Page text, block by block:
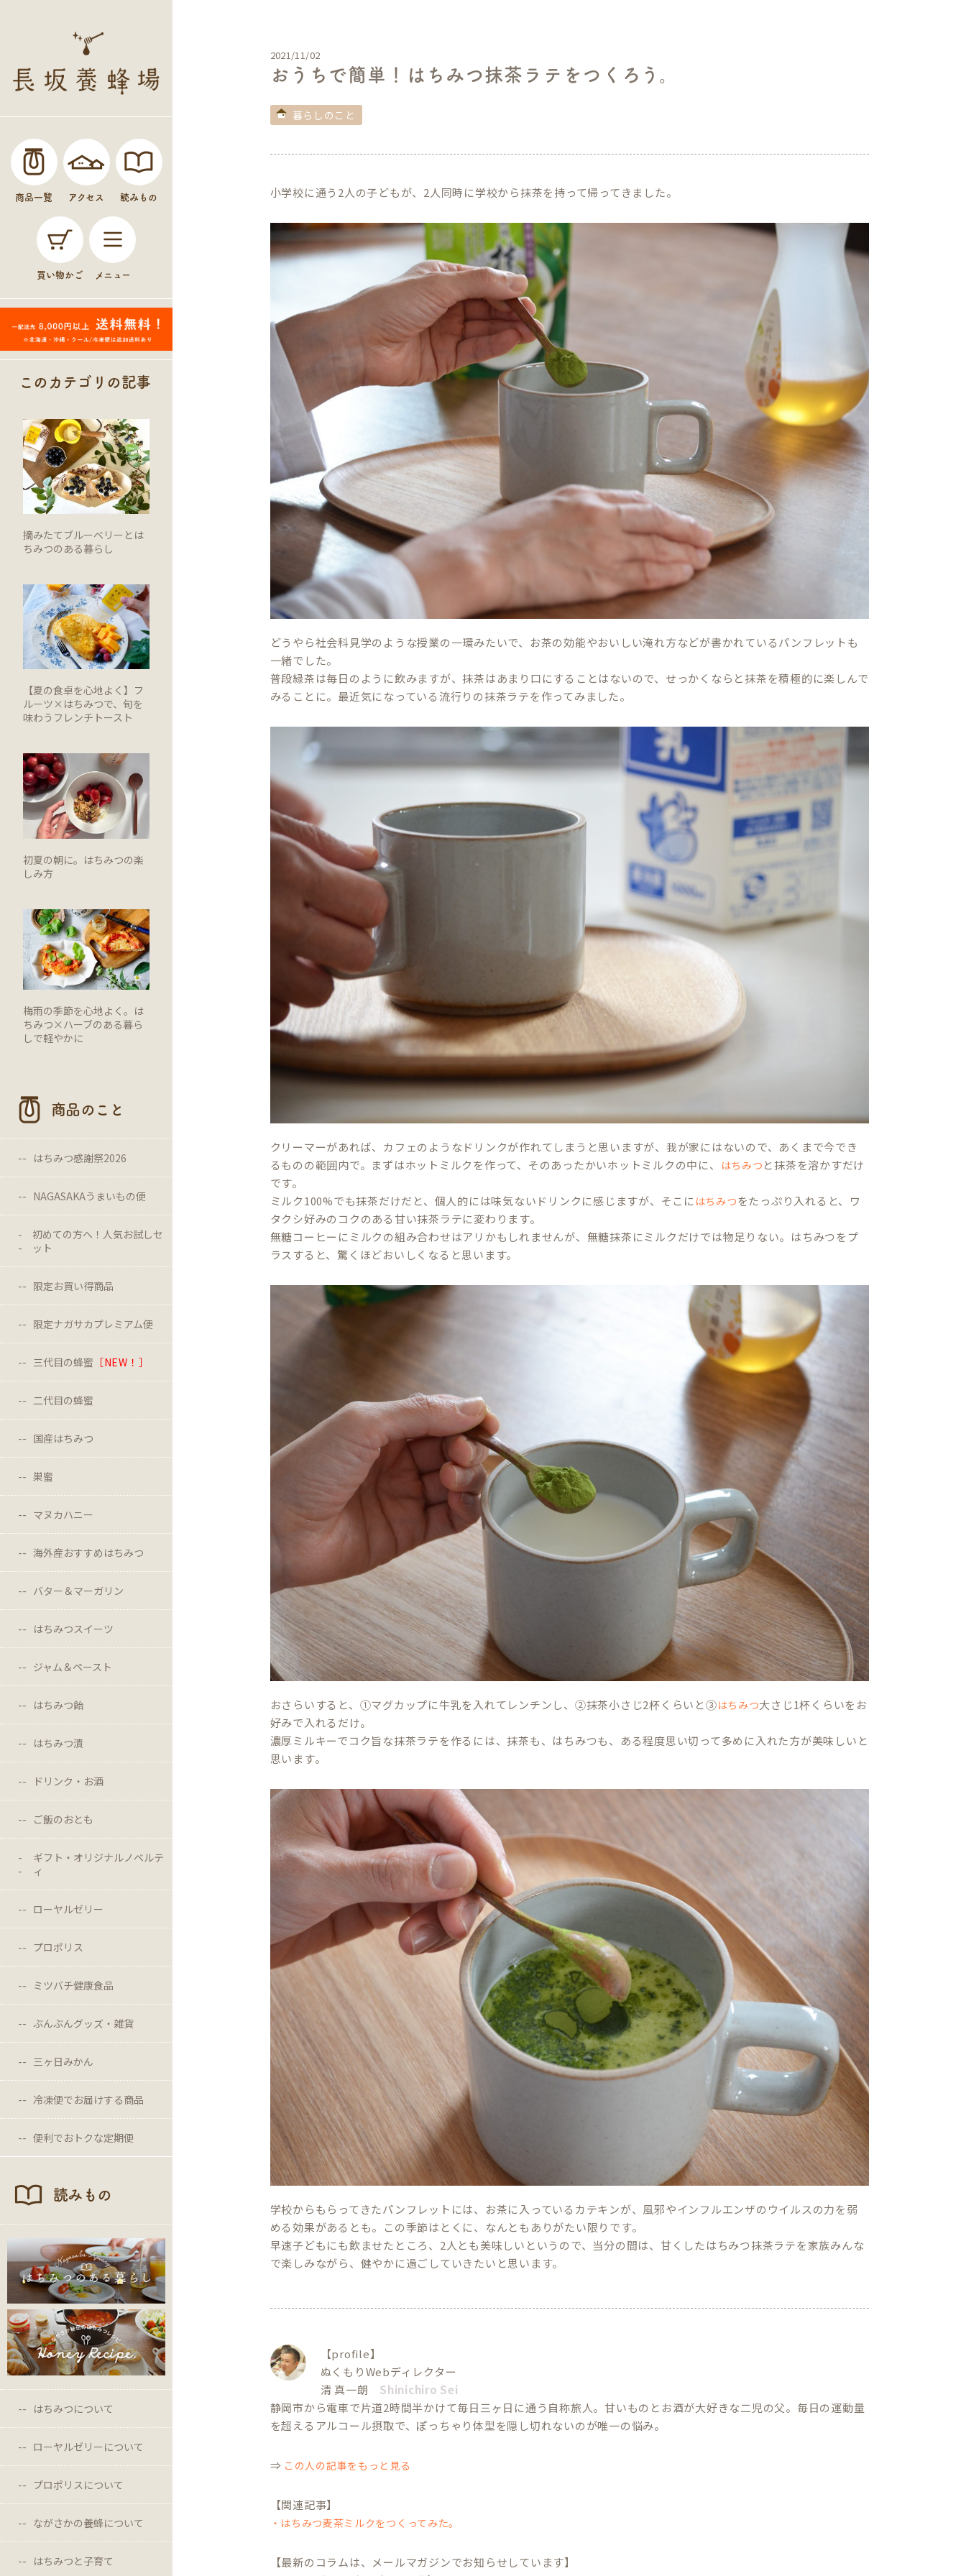
商品一覧 アクセス 読みもの
買い物かご メニュー
このカテゴリの記事
摘みたてブルーベリーとは
ちみつのある暮らし
【夏の食卓を心地よく】フ
ルーツ×はちみつで、旬を
味わうフレンチトースト
初夏の朝に。はちみつの楽
しみ方
梅雨の季節を心地よく。は
ちみつ×ハーブのある暮ら
しで軽やかに
商品のこと
はちみつ感謝祭2026
NAGASAKAうまいもの便
初めての方へ！人気お試しセ
ット
限定お買い得商品
限定ナガサカプレミアム便
三代目の蜂蜜 ［NEW！］
二代目の蜂蜜
国産はちみつ
巣蜜
マヌカハニー
海外産おすすめはちみつ
バター＆マーガリン
はちみつスイーツ
ジャム＆ペースト
はちみつ飴
はちみつ漬
ドリンク・お酒
ご飯のおとも
ギフト・オリジナルノベルテ
ィ
ローヤルゼリー
プロポリス
ミツバチ健康食品
ぶんぶんグッズ・雑貨
三ヶ日みかん
冷凍便でお届けする商品
便利でおトクな定期便
読みもの
はちみつについて
ローヤルゼリーについて
プロポリスについて
ながさかの養蜂について
はちみつと子育て
2021/11/02
おうちで簡単！はちみつ抹茶ラテをつくろう。
暮らしのこと
小学校に通う2人の子どもが、2人同時に学校から抹茶を持って帰ってきました。
どうやら社会科見学のような授業の一環みたいで、お茶の効能やおいしい淹れ方などが書かれているパンフレットも
一緒でした。
普段緑茶は毎日のように飲みますが、抹茶はあまり口にすることはないので、せっかくならと抹茶を積極的に楽しんで
みることに。最近気になっている流行りの抹茶ラテを作ってみました。
クリーマーがあれば、カフェのようなドリンクが作れてしまうと思いますが、我が家にはないので、あくまで今でき
るものの範囲内で。まずはホットミルクを作って、そのあったかいホットミルクの中に、
はちみつ と抹茶を溶かすだけ
です。
ミルク100%でも抹茶だけだと、個人的には味気ないドリンクに感じますが、そこに はちみつをたっぷり入れると、ワ
タクシ好みのコクのある甘い抹茶ラテに変わります。
無糖コーヒーにミルクの組み合わせはアリかもしれませんが、無糖抹茶にミルクだけでは物足りない。はちみつをプ
ラスすると、驚くほどおいしくなると思います。
おさらいすると、①マグカップに牛乳を入れてレンチンし、②抹茶小さじ2杯くらいと③はちみつ大さじ1杯くらいをお
好みで入れるだけ。
濃厚ミルキーでコク旨な抹茶ラテを作るには、抹茶も、はちみつも、ある程度思い切って多めに入れた方が美味しいと
思います。
学校からもらってきたパンフレットには、お茶に入っているカテキンが、風邪やインフルエンザのウイルスの力を弱
める効果があるとも。この季節はとくに、なんともありがたい限りです。
早速子どもにも飲ませたところ、2人とも美味しいというので、当分の間は、甘くしたはちみつ抹茶ラテを家族みんな
で楽しみながら、健やかに過ごしていきたいと思います。
【profile】
ぬくもりWebディレクター
清 真一朗 Shinichiro Sei
静岡市から電車で片道2時間半かけて毎日三ヶ日に通う自称旅人。甘いものとお酒が大好きな二児の父。毎日の運動量
を超えるアルコール摂取で、ぽっちゃり体型を隠し切れないのが唯一の悩み。
⇒ この人の記事をもっと見る
【関連記事】
・はちみつ麦茶ミルクをつくってみた。
【最新のコラムは、メールマガジンでお知らせしています】